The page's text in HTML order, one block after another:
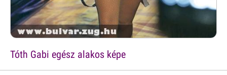
Tóth Gabi egész alakos képe